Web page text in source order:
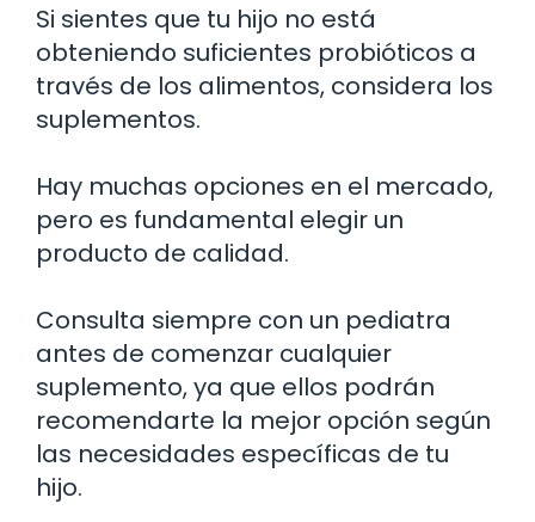
Si sientes que tu hijo no está
obteniendo suficientes probióticos a
través de los alimentos, considera los
suplementos.
Hay muchas opciones en el mercado,
pero es fundamental elegir un
producto de calidad.
Consulta siempre con un pediatra
antes de comenzar cualquier
suplemento, ya que ellos podrán
recomendarte la mejor opción según
las necesidades específicas de tu
hijo.